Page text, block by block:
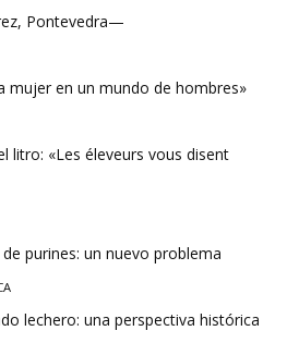
Pontevedra—
mujer en un mundo de hombres»
litro: «Les éleveurs vous disent
purines: un nuevo problema
lechero: una perspectiva histórica